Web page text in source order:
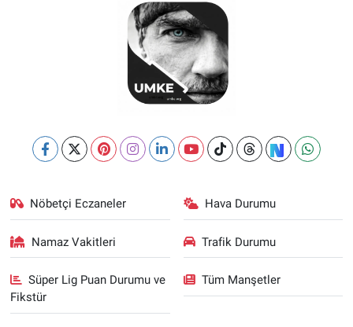
Nöbetçi Eczaneler Hava Durumu
Namaz Vakitleri Trafik Durumu
Süper Lig Puan Durumu ve
Fikstür
Tüm Manşetler